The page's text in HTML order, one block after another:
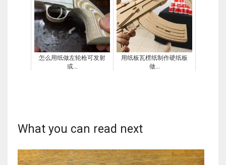
怎么用纸做左轮枪可发射
或...
用纸板瓦楞纸制作硬纸板
做...
What you can read next